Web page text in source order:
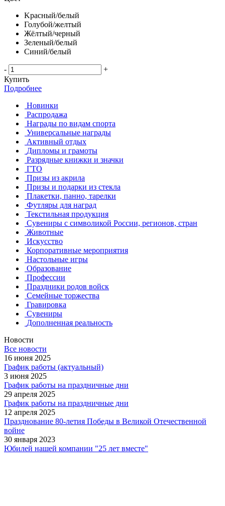
Kрасный/белый
Голубой/желтый
Жёлтый/черный
Зеленый/белый
Синий/белый
-
+
Купить
Подробнее
Новинки
Распродажа
Награды по видам спорта
Универсальные награды
Активный отдых
Дипломы и грамоты
Разрядные книжки и значки
ГТО
Призы из акрила
Призы и подарки из стекла
Плакетки, панно, тарелки
Футляры для наград
Текстильная продукция
Сувениры с символикой России, регионов, стран
Животные
Искусство
Корпоративные мероприятия
Настольные игры
Образование
Профессии
Праздники родов войск
Семейные торжества
Гравировка
Сувениры
Дополненная реальность
Новости
Все новости
16 июня 2025
График работы (актуальный)
3 июня 2025
График работы на праздничные дни
29 апреля 2025
График работы на праздничные дни
12 апреля 2025
Празднование 80-летия Победы в Великой Отечественной
войне
30 января 2023
Юбилей нашей компании "25 лет вместе"